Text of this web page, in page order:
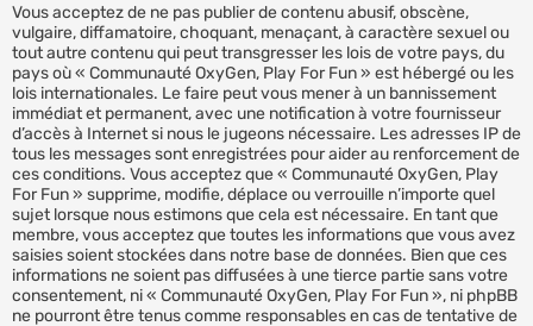
Vous acceptez de ne pas publier de contenu abusif, obscène,
vulgaire, diffamatoire, choquant, menaçant, à caractère sexuel ou
tout autre contenu qui peut transgresser les lois de votre pays, du
pays où « Communauté OxyGen, Play For Fun » est hébergé ou les
lois internationales. Le faire peut vous mener à un bannissement
immédiat et permanent, avec une notification à votre fournisseur
d’accès à Internet si nous le jugeons nécessaire. Les adresses IP de
tous les messages sont enregistrées pour aider au renforcement de
ces conditions. Vous acceptez que « Communauté OxyGen, Play
For Fun » supprime, modifie, déplace ou verrouille n’importe quel
sujet lorsque nous estimons que cela est nécessaire. En tant que
membre, vous acceptez que toutes les informations que vous avez
saisies soient stockées dans notre base de données. Bien que ces
informations ne soient pas diffusées à une tierce partie sans votre
consentement, ni « Communauté OxyGen, Play For Fun », ni phpBB
ne pourront être tenus comme responsables en cas de tentative de